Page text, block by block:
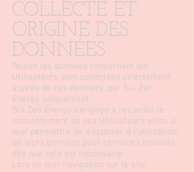
COLLECTE ET
ORIGINE DES
DONNÉES
Toutes les données concernant les
Utilisateurs sont collectées directement
auprès de ces derniers, par Sia Zen
Energy uniquement.
Sia Zen Energy s’engage à recueillir le
consentement de ses Utilisateurs et/ou à
leur permettre de s’opposer à l’utilisation
de leurs données pour certaines finalités,
dès que cela est nécessaire.
Lors de leur navigation sur le site